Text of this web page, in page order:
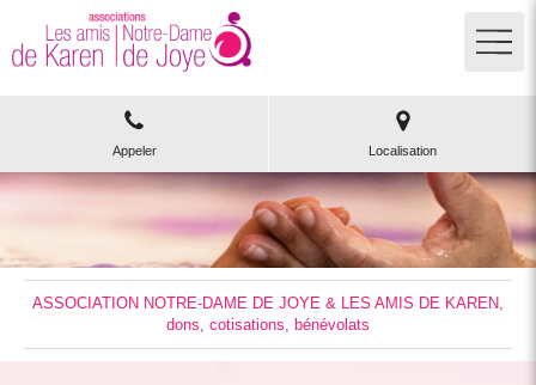
Appeler Localisation
ASSOCIATION NOTRE-DAME DE JOYE & LES AMIS DE KAREN,
dons, cotisations, bénévolats